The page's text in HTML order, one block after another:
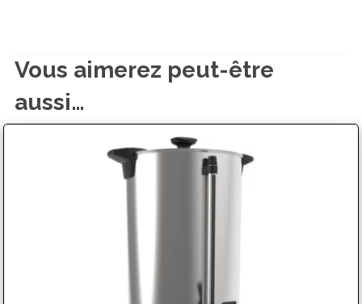
Vous aimerez peut-être
aussi…